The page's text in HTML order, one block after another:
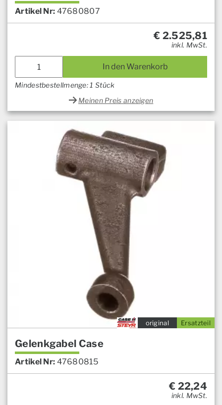
Artikel Nr: 47680807
€ 2.525,81
inkl. MwSt.
In den Warenkorb
Mindestbestellmenge: 1 Stück
Meinen Preis anzeigen
Ersatzteil
original
Gelenkgabel Case
Artikel Nr: 47680815
€ 22,24
inkl. MwSt.